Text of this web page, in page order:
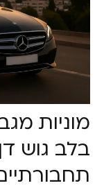
מוניות
בלב גוש